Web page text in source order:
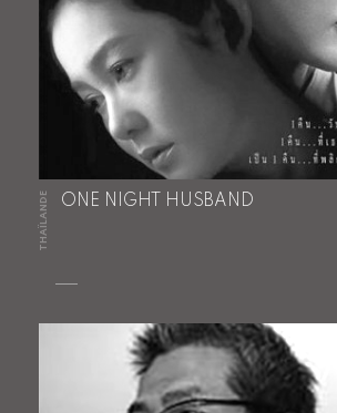
THAÏLANDE ONE NIGHT HUSBAND